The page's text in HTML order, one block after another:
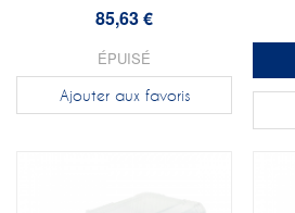
85,63 €
ÉPUISÉ
Ajouter aux favoris